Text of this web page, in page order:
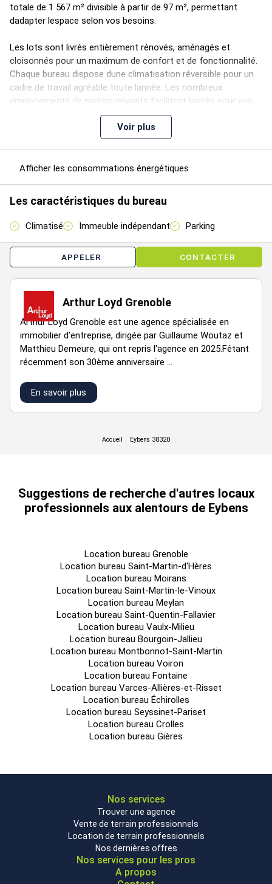
totale de 1 567 m² divisible à partir de 97 m², permettant
dadapter lespace selon vos besoins.
Les lots sont livrés entièrement rénovés, aménagés et
cloisonnés pour un maximum de confort et de fonctionnalité.
Chaque bureau dispose dune climatisation réversible pour un
cadre de travail agréable toute lannée. Les nombreux
emplacements de parking privatifs facilitent laccès pour vos
équipes et visiteurs. La luminosité naturelle est assurée grâce
aux nombreuses fenêtres présentes dans chaque lot.
la Rocade Sud, le tram A à seulement 500 mètres et la gare
lumineux et parfaitement adaptés à laccueil de votre
entreprise.
Étage Type Surfaces Dispo Loyer Charges
25
2026
HT/HC/m²/an
HT/m²/
347
25
2026
135
HT/HC/m²/an
Impôt Foncier : 22 €/HT/m²/an
Régime Fiscal : T.V.A.
Dépôt de garantie : 3 mois de loyer HT/HC
Honoraires : A la charge du preneur, 15% HT du loyer annuel HT
(hors négociation : franchise, surloyer, etc)
Environnement arboré
Accès facile depuis la Rocade Sud
Proximité immédiate du tram A
Gare SNCF accessible rapidement
Voir plus
Afficher les consommations énergétiques
Les caractéristiques du bureau
Climatisé Immeuble indépendant Parking
APPELER CONTACTER
Arthur Loyd Grenoble
Arthur Loyd Grenoble est une agence spécialisée en
immobilier d’entreprise, dirigée par Guillaume Woutaz et
Matthieu Demeure, qui ont repris l'agence en 2025.Fêtant
récemment son 30ème anniversaire ...
En savoir plus
Suggestions de recherche d'autres locaux
professionnels aux alentours de Eybens
Location bureau Grenoble
Location bureau Saint-Martin-d'Hères
Location bureau Moirans
Location bureau Saint-Martin-le-Vinoux
Location bureau Meylan
Location bureau Saint-Quentin-Fallavier
Location bureau Vaulx-Milieu
Location bureau Bourgoin-Jallieu
Location bureau Montbonnot-Saint-Martin
Location bureau Voiron
Location bureau Fontaine
Location bureau Varces-Allières-et-Risset
Location bureau Échirolles
Location bureau Seyssinet-Pariset
Location bureau Crolles
Location bureau Gières
Nos services
Trouver une agence
Vente de terrain professionnels
Location de terrain professionnels
Nos dernières offres
Nos services pour les pros
A propos